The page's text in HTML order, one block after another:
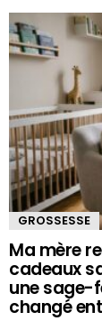
GROSSESSE
Ma mère
cadeaux
une sage-
changé